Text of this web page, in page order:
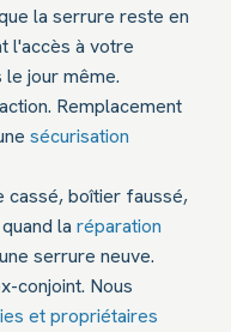
la serrure reste en
l'accès à votre
jour même.
Remplacement
sécurisation
cassé, boîtier faussé,
la réparation
serrure neuve.
conjoint. Nous
et propriétaires